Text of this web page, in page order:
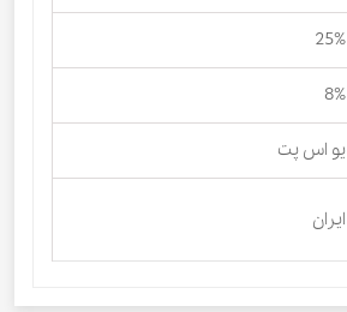
25%
8%
یو اس پت
ایران